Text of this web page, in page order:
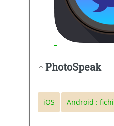
PhotoSpeak
iOS Android :